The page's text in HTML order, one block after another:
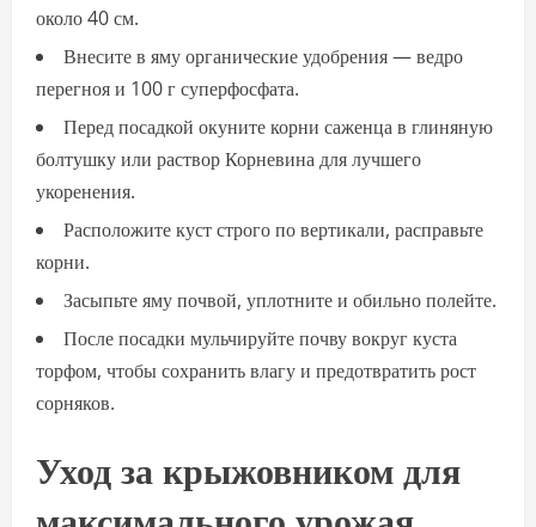
около 40 см.
Внесите в яму органические удобрения — ведро
перегноя и 100 г суперфосфата.
Перед посадкой окуните корни саженца в глиняную
болтушку или раствор Корневина для лучшего
укоренения.
Расположите куст строго по вертикали, расправьте
корни.
Засыпьте яму почвой, уплотните и обильно полейте.
После посадки мульчируйте почву вокруг куста
торфом, чтобы сохранить влагу и предотвратить рост
сорняков.
Уход за крыжовником для